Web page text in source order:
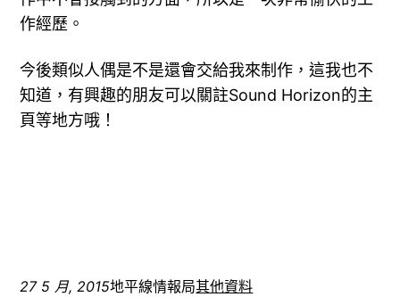
作經歷。
今後類似人偶是不是還會交給我來制作，這我也不
知道，有興趣的朋友可以關註Sound Horizon的主
頁等地方哦！
27 5 月, 2015地平線情報局其他資料